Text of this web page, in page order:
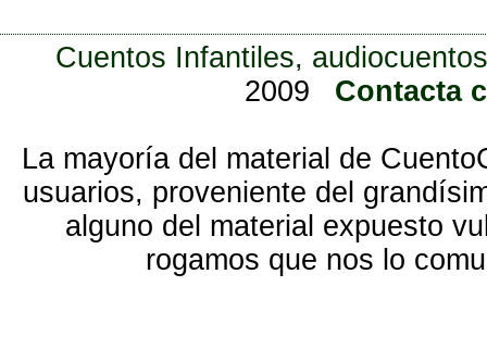
Cuentos Infantiles,
2009
Contacta
La mayoría del material de
usuarios, proveniente del
alguno del material expuesto
rogamos que nos lo